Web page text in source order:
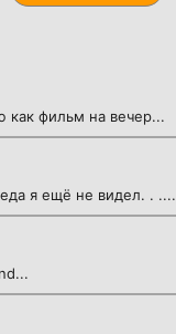
как фильм на вечер...
я ещё не видел. . ....